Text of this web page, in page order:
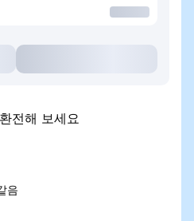
전해 보세요
음